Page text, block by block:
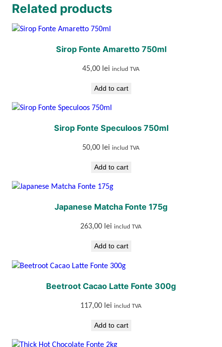
q
a
Related products
Sirop Fonte Amaretto 750ml
45,00 lei includ TVA
Add to cart
Sirop Fonte Speculoos 750ml
50,00 lei includ TVA
Add to cart
Japanese Matcha Fonte 175g
263,00 lei includ TVA
Add to cart
Beetroot Cacao Latte Fonte 300g
117,00 lei includ TVA
Add to cart